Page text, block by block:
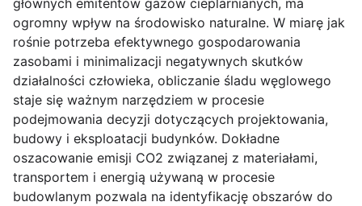
głównych emitentów gazów cieplarnianych, ma
ogromny wpływ na środowisko naturalne. W miarę jak
rośnie potrzeba efektywnego gospodarowania
zasobami i minimalizacji negatywnych skutków
działalności człowieka, obliczanie śladu węglowego
staje się ważnym narzędziem w procesie
podejmowania decyzji dotyczących projektowania,
budowy i eksploatacji budynków. Dokładne
oszacowanie emisji CO2 związanej z materiałami,
transportem i energią używaną w procesie
budowlanym pozwala na identyfikację obszarów do